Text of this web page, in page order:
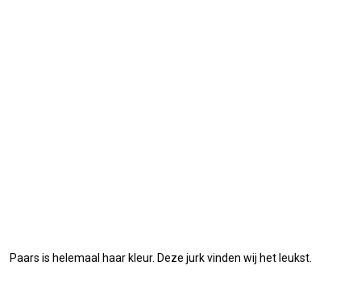
Paars is helemaal haar kleur. Deze jurk vinden wij het leukst.